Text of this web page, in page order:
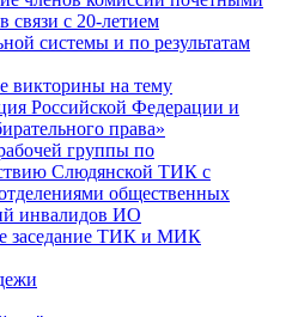
связи с 20-летием
системы и по результатам
викторины на тему
Российской Федерации и
права»
группы по
Слюдянской ТИК с
общественных
инвалидов ИО
заседание ТИК и МИК